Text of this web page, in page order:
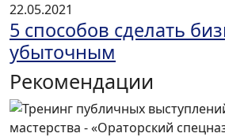
22.05.2021
5 способов сделать
убыточным
Рекомендации